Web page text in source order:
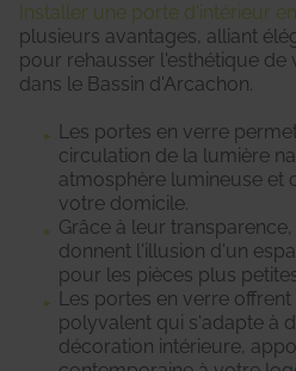
Installer une porte d'intérieur
plusieurs avantages, alliant
pour rehausser l'esthétique de
dans le Bassin d'Arcachon.
Les portes en verre
circulation de la lumière
atmosphère lumineuse et
votre domicile.
Grâce à leur
donnent l'illusion d'un
pour les pièces plus
Les portes en verre
polyvalent qui s'adapte à
décoration intérieure,